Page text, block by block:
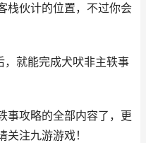
栈伙计的位置，不过你会
就能完成犬吠非主轶事
事攻略的全部内容了，更
注九游游戏！